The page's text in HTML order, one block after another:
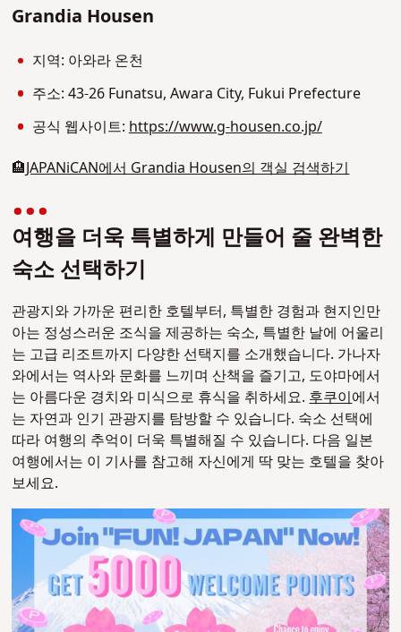
Grandia Housen
지역: 아와라 온천
주소: 43-26 Funatsu, Awara City, Fukui Prefecture
공식 웹사이트:https://www.g-housen.co.jp/
🏨JAPANiCAN에서 Grandia Housen의 객실 검색하기
여행을 더욱 특별하게 만들어 줄 완벽한
숙소 선택하기
관광지와 가까운 편리한 호텔부터, 특별한 경험과 현지인만
아는 정성스러운 조식을 제공하는 숙소, 특별한 날에 어울리
는 고급 리조트까지 다양한 선택지를 소개했습니다. 가나자
와에서는 역사와 문화를 느끼며 산책을 즐기고, 도야마에서
는 아름다운 경치와 미식으로 휴식을 취하세요.후쿠이에서
는 자연과 인기 관광지를 탐방할 수 있습니다. 숙소 선택에
따라 여행의 추억이 더욱 특별해질 수 있습니다. 다음 일본
여행에서는 이 기사를 참고해 자신에게 딱 맞는 호텔을 찾아
보세요.